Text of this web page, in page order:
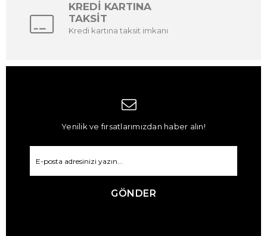
KREDİ KARTINA
TAKSİT
Kredi kartına taksit imkanı
Yenilik ve fırsatlarımızdan haber alın!
GÖNDER